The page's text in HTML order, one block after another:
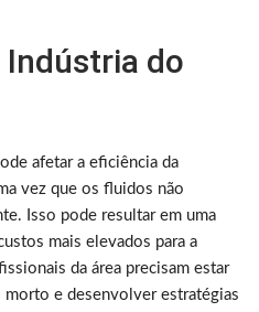
Indústria do
afetar a eficiência da
vez que os fluidos não
Isso pode resultar em uma
mais elevados para a
da área precisam estar
morto e desenvolver estratégias